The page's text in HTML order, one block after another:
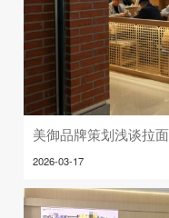
美御品牌策划浅谈拉
2026-03-17